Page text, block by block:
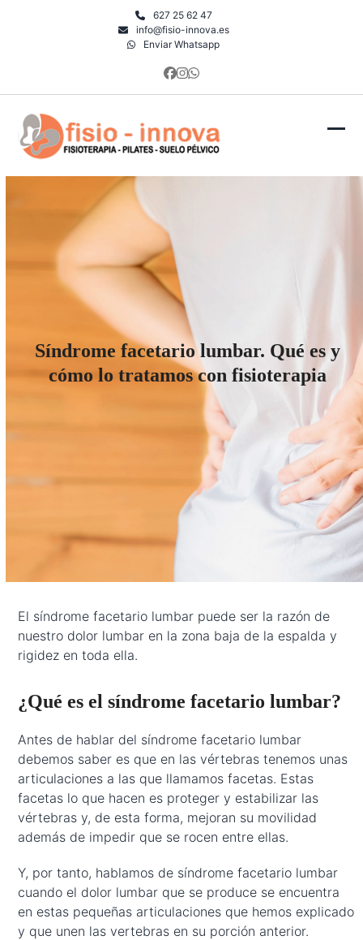
627 25 62 47
info@fisio-innova.es
Enviar Whatsapp
Facebook
Instagram
Whatsapp
Síndrome facetario lumbar. Qué es y
cómo lo tratamos con fisioterapia
El síndrome facetario lumbar puede ser la razón de
nuestro dolor lumbar en la zona baja de la espalda y
rigidez en toda ella.
¿Qué es el síndrome facetario lumbar?
Antes de hablar del síndrome facetario lumbar
debemos saber es que en las vértebras tenemos unas
articulaciones a las que llamamos facetas. Estas
facetas lo que hacen es proteger y estabilizar las
vértebras y, de esta forma, mejoran su movilidad
además de impedir que se rocen entre ellas.
Y, por tanto, hablamos de síndrome facetario lumbar
cuando el dolor lumbar que se produce se encuentra
en estas pequeñas articulaciones que hemos explicado
y que unen las vertebras en su porción anterior.